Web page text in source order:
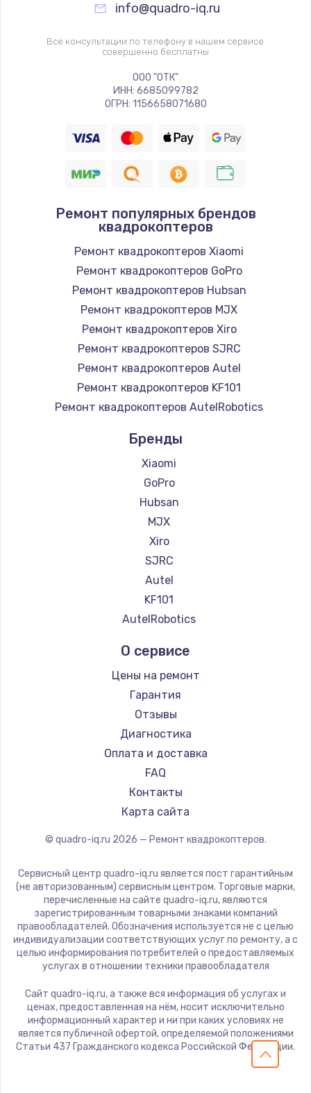
info@quadro-iq.ru
Все консультации по телефону в нашем сервисе
совершенно бесплатны
ООО "ОТК"
ИНН: 6685099782
ОГРН: 1156658071680
Ремонт популярных брендов
квадрокоптеров
Ремонт квадрокоптеров Xiaomi
Ремонт квадрокоптеров GoPro
Ремонт квадрокоптеров Hubsan
Ремонт квадрокоптеров MJX
Ремонт квадрокоптеров Xiro
Ремонт квадрокоптеров SJRC
Ремонт квадрокоптеров Autel
Ремонт квадрокоптеров KF101
Ремонт квадрокоптеров AutelRobotics
Бренды
Xiaomi
GoPro
Hubsan
MJX
Xiro
SJRC
Autel
KF101
AutelRobotics
О сервисе
Цены на ремонт
Гарантия
Отзывы
Диагностика
Оплата и доставка
FAQ
Контакты
Карта сайта
© quadro-iq.ru 2026 — Ремонт квадрокоптеров.
Сервисный центр quadro-iq.ru является пост гарантийным
(не авторизованным) сервисным центром. Торговые марки,
перечисленные на сайте quadro-iq.ru, являются
зарегистрированным товарными знаками компаний
правообладателей. Обозначения используется не с целью
индивидуализации соответствующих услуг по ремонту, а с
целью информирования потребителей о предоставляемых
услугах в отношении техники правообладателя
Сайт quadro-iq.ru, а также вся информация об услугах и
ценах, предоставленная на нём, носит исключительно
информационный характер и ни при каких условиях не
является публичной офертой, определяемой положениями
Статьи 437 Гражданского кодекса Российской Федерации.